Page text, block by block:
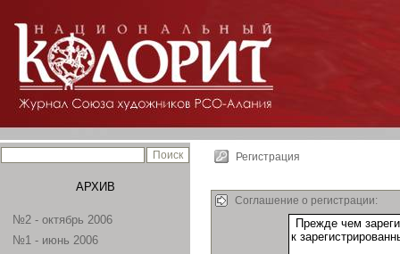
АРХИВ
№2 - октябрь 2006
№1 - июнь 2006
Регистрация
Соглашение о регистрации: